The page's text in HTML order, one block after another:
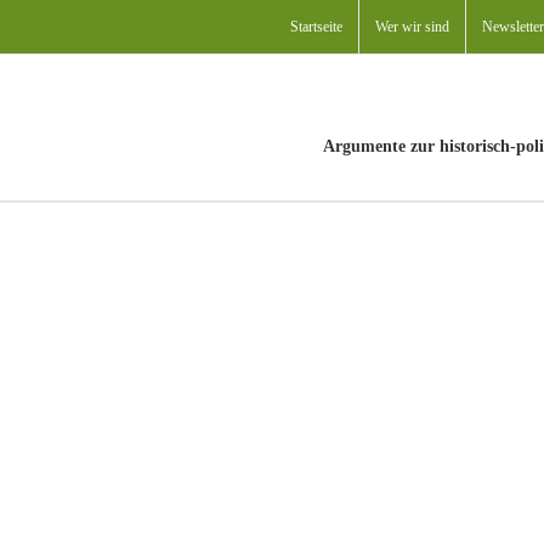
Startseite Wer wir sind Newsletter
Argumente zur historisch-